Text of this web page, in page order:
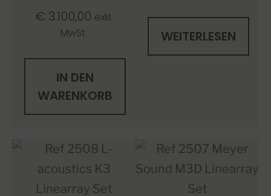
€ 3.100,00 exkl.
MwSt.
IN DEN
WARENKORB
WEITERLESEN